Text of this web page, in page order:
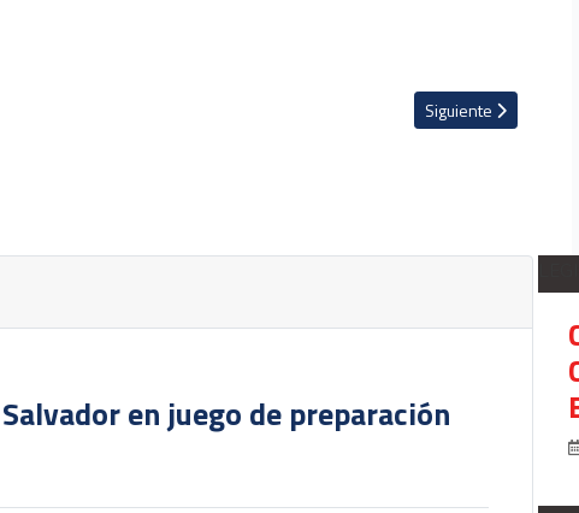
Sala Lituania 2021 Artículo siguiente:
Siguiente
en juego de preparación